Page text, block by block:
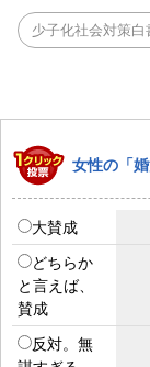
少子化社会対策白
女性の「
大賛成
どちらか
と言えば、
賛成
反対。無